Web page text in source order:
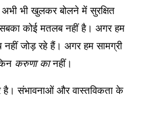
भी खुलकर बोलने में सुरक्षित
कोई मतलब नहीं है। अगर हम
जोड़ रहे हैं। अगर हम सामग्री
करुणा का नहीं।
है। संभावनाओं और वास्तविकता के